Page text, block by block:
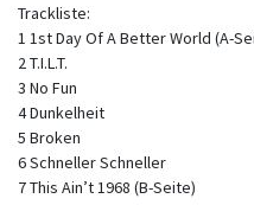
Trackliste:
1 1st Day Of A Better World (A-
2 T.I.L.T.
3 No Fun
4 Dunkelheit
5 Broken
6 Schneller Schneller
7 This Ain’t 1968 (B-Seite)